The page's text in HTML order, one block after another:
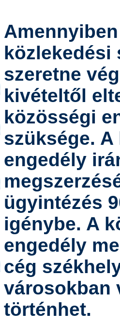
közlekedési
szeretne
kivételtől
közösségi
szüksége.
engedély
ügyintézés
igénybe. A
engedély
cég
városokban
történhet.